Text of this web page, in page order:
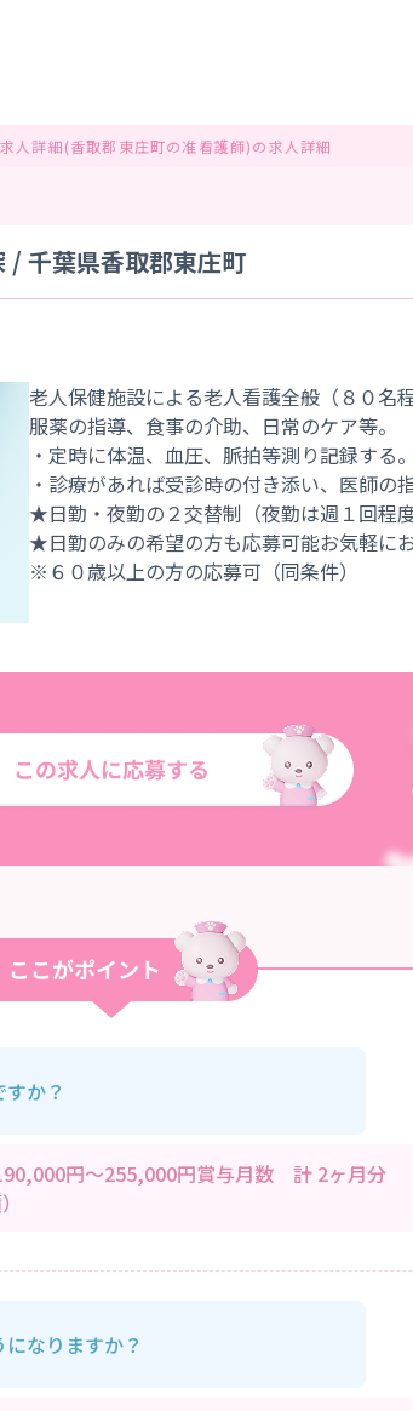
求人詳細(香取郡東庄町の准看護師)の求人詳細
/ 千葉県香取郡東庄町
老人保健施設による老人看護全般（８０名
服薬の指導、食事の介助、日常のケア等。
・定時に体温、血圧、脈拍等測り記録する。
・診療があれば受診時の付き添い、医師の
★日勤・夜勤の２交替制（夜勤は週１回程度
★日勤のみの希望の方も応募可能お気軽に
か？
円～255,000円賞与月数 計 2ヶ月分
なりますか？